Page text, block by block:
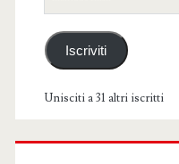
email
Iscriviti
Unisciti a 31 altri iscritti